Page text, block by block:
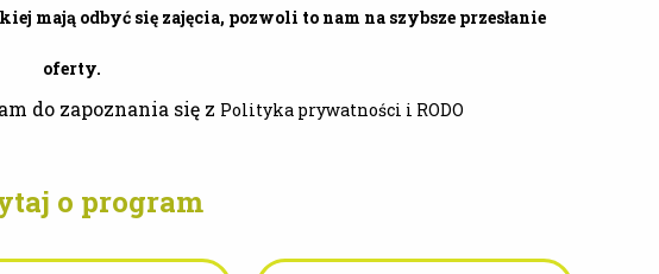
mają odbyć się zajęcia, pozwoli to nam na szybsze przesłanie
oferty.
do zapoznania się z Polityka prywatności i RODO
o program